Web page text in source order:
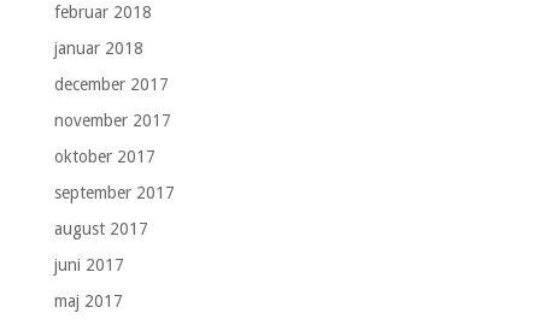
februar 2018
januar 2018
december 2017
november 2017
oktober 2017
september 2017
august 2017
juni 2017
maj 2017